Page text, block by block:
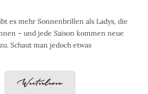
es mehr Sonnenbrillen als Ladys, die
– und jede Saison kommen neue
Schaut man jedoch etwas
Weiterlesen